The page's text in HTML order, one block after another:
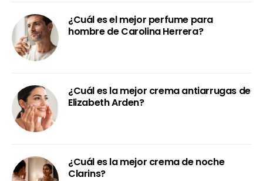
¿Cuál es el mejor perfume para
hombre de Carolina Herrera?
¿Cuál es la mejor crema antiarrugas de
Elizabeth Arden?
¿Cuál es la mejor crema de noche
Clarins?